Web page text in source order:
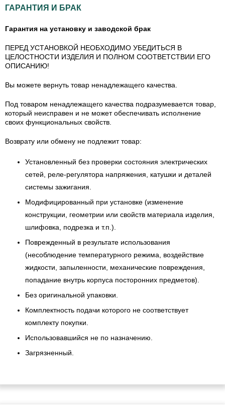
ГАРАНТИЯ И БРАК
Гарантия на установку и заводской брак
ПЕРЕД УСТАНОВКОЙ НЕОБХОДИМО УБЕДИТЬСЯ В
ЦЕЛОСТНОСТИ ИЗДЕЛИЯ И ПОЛНОМ СООТВЕТСТВИИ ЕГО
ОПИСАНИЮ!
Вы можете вернуть товар ненадлежащего качества.
Под товаром ненадлежащего качества подразумевается товар,
который неисправен и не может обеспечивать исполнение
своих функциональных свойств.
Возврату или обмену не подлежит товар:
Установленный без проверки состояния электрических
сетей, реле-регулятора напряжения, катушки и деталей
системы зажигания.
Модифицированный при установке (изменение
конструкции, геометрии или свойств материала изделия,
шлифовка, подрезка и т.п.).
Поврежденный в результате использования
(несоблюдение температурного режима, воздействие
жидкости, запыленности, механические повреждения,
попадание внутрь корпуса посторонних предметов).
Без оригинальной упаковки.
Комплектность подачи которого не соответствует
комплекту покупки.
Использовавшийся не по назначению.
Загрязненный.